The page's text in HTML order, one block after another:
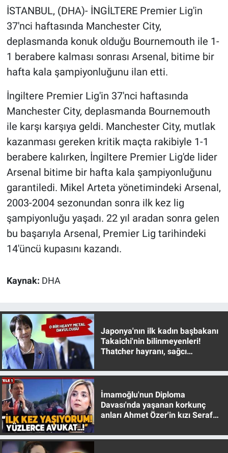
İSTANBUL, (DHA)- İNGİLTERE Premier Lig'in
37'nci haftasında Manchester City,
deplasmanda konuk olduğu Bournemouth ile 1-
1 berabere kalması sonrası Arsenal, bitime bir
hafta kala şampiyonluğunu ilan etti.
İngiltere Premier Lig'in 37'nci haftasında
Manchester City, deplasmanda Bournemouth
ile karşı karşıya geldi. Manchester City, mutlak
kazanması gereken kritik maçta rakibiyle 1-1
berabere kalırken, İngiltere Premier Lig'de lider
Arsenal bitime bir hafta kala şampiyonluğunu
garantiledi. Mikel Arteta yönetimindeki Arsenal,
2003-2004 sezonundan sonra ilk kez lig
şampiyonluğu yaşadı. 22 yıl aradan sonra gelen
bu başarıyla Arsenal, Premier Lig tarihindeki
14'üncü kupasını kazandı.
Kaynak: DHA
Japonya'nın ilk kadın başbakanı
Takaichi'nin bilinmeyenleri!
Thatcher hayranı, sağcı
İmamoğlu'nun Diploma
Davası'nda yaşanan korkunç
anları Ahmet Özer'in kızı Seraf
Gündem Özel
Günün görüntüsü
Haber
İlan
Kimdir
Koronavirüs
Ne demişti
Nedir
Programlar
Sağlık
Spor
Teknoloji
Türkiye'nin Geleceği
Türkiye'nin Gündemi
Yerel Gündem